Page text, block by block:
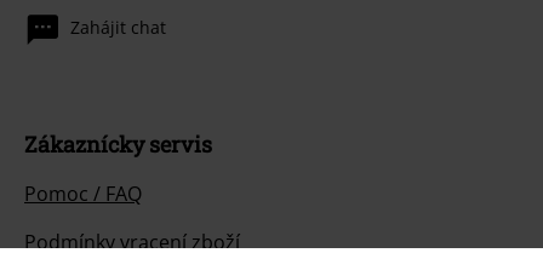
Zahájit chat
Zákaznícky servis
Pomoc / FAQ
Podmínky vracení zboží